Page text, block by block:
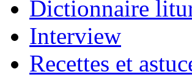
Dictionnaire
Interview
Recettes et